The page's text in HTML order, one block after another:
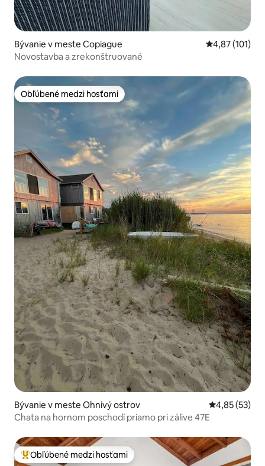
Bývanie v meste Copiague Priemerné
4,87 (101)
Novostavba a zrekonštruované
Obľúbené medzi hosťami
Obľúbené medzi hosťami
Bývanie v meste Ohnivý ostrov Priemerné
4,85 (53)
Chata na hornom poschodí priamo pri zálive 47E
Najobľúbenejšie medzi hosťami
Obľúbené medzi hosťami